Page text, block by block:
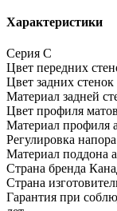
Характеристики
Серия C
Цвет передних
Цвет задних стенок
Материал задней
Цвет профиля
Материал профиля
Регулировка
Материал поддона
Страна бренда
Страна
Гарантия при